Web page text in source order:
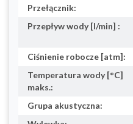
Przełącznik:
Przepływ wody [l/min] :
Ciśnienie robocze [atm]:
Temperatura wody [°C]
maks.:
Grupa akustyczna: